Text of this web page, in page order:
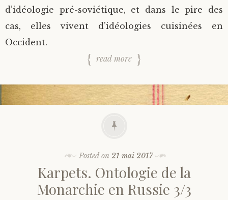
d’idéologie pré-soviétique, et dans le pire des
cas, elles vivent d’idéologies cuisinées en
Occident.
read more
Posted on 21 mai 2017
Karpets. Ontologie de la
Monarchie en Russie 3/3